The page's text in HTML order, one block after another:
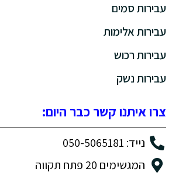
עבירות סמים
עבירות אלימות
עבירות רכוש
עבירות נשק
צרו איתנו קשר כבר היום:
נייד: 050-5065181
המגשימים 20 פתח תקווה